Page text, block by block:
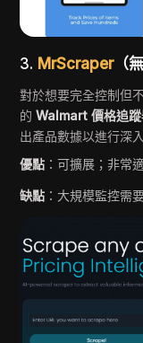
3. MrScraper（
對於想要完全控制但
的Walmart 價格追
出產品數據以進行深
優點 ：可擴展；非常
缺點 ：大規模監控需